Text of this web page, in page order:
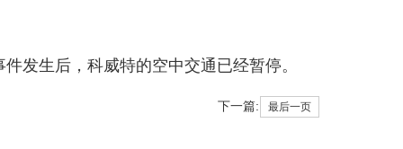
生后，科威特的空中交通已经暂停。
下一篇: 最后一页